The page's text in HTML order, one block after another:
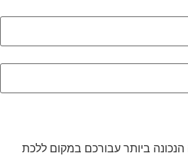
ביותר עבורכם במקום ללכת